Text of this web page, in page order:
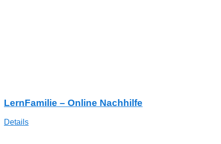
LernFamilie – Online Nachhilfe
Details